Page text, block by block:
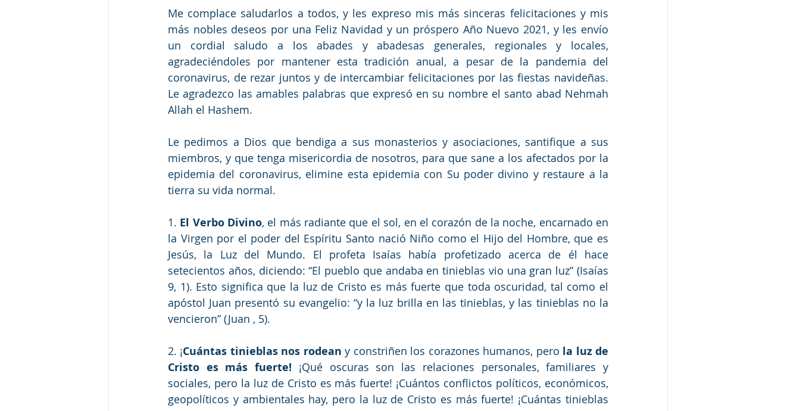
Me complace saludarlos a todos, y les expreso mis más sinceras felicitaciones y mis
más nobles deseos por una Feliz Navidad y un próspero Año Nuevo 2021, y les envío
un cordial saludo a los abades y abadesas generales, regionales y locales,
agradeciéndoles por mantener esta tradición anual, a pesar de la pandemia del
coronavirus, de rezar juntos y de intercambiar felicitaciones por las fiestas navideñas.
Le agradezco las amables palabras que expresó en su nombre el santo abad Nehmah
Allah el Hashem.
Le pedimos a Dios que bendiga a sus monasterios y asociaciones, santifique a sus
miembros, y que tenga misericordia de nosotros, para que sane a los afectados por la
epidemia del coronavirus, elimine esta epidemia con Su poder divino y restaure a la
tierra su vida normal.
1. El Verbo Divino, el más radiante que el sol, en el corazón de la noche, encarnado en
la Virgen por el poder del Espíritu Santo nació Niño como el Hijo del Hombre, que es
Jesús, la Luz del Mundo. El profeta Isaías había profetizado acerca de él hace
setecientos años, diciendo: “El pueblo que andaba en tinieblas vio una gran luz” (Isaías
9, 1). Esto significa que la luz de Cristo es más fuerte que toda oscuridad, tal como el
apóstol Juan presentó su evangelio: “y la luz brilla en las tinieblas, y las tinieblas no la
vencieron” (Juan , 5).
2. ¡Cuántas tinieblas nos rodean y constriñen los corazones humanos, pero la luz de
Cristo es más fuerte! ¡Qué oscuras son las relaciones personales, familiares y
sociales, pero la luz de Cristo es más fuerte! ¡Cuántos conflictos políticos, económicos,
geopolíticos y ambientales hay, pero la luz de Cristo es más fuerte! ¡Cuántas tinieblas